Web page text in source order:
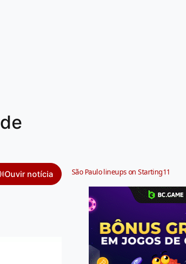
Ouvir notícia São Paulo lineups on Starting11